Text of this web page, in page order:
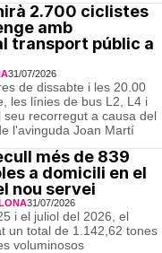
2.700 ciclistes
amb
transport públic a
31/07/2026
de dissabte i les 20.00
les línies de bus L2, L4 i
seu recorregut a causa del
l'avinguda Joan Martí
més de 839
a domicili en el
nou servei
31/07/2026
i el juliol del 2026, el
un total de 1.142,62 tones
voluminosos